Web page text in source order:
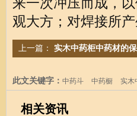
来一次冲压而成，
观大方；对焊接所
上一篇： 实木中药柜中药材的
此文关键字： 中药斗 中药橱 实木
相关资讯